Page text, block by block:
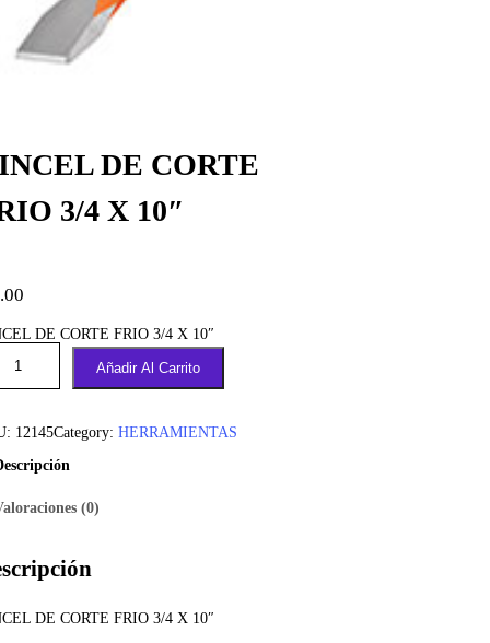
DE CORTE
3/4 X 10″
DE CORTE FRIO 3/4 X 10″
Añadir Al Carrito
12145Category: HERRAMIENTAS
(0)
DE CORTE FRIO 3/4 X 10″